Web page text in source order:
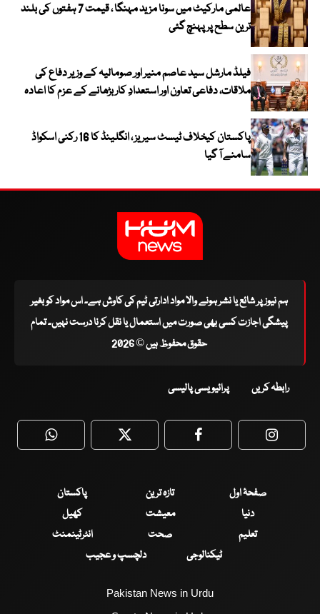
عالمی مارکیٹ میں سونا مزید مہنگا ، قیمت 7 ہفتوں کی بلند
ترین سطح پر پہنچ گئی
فیلڈ مارشل سید عاصم منیر اور صومالیہ کے وزیر دفاع کی
ملاقات، دفاعی تعاون اور استعدادِ کار بڑھانے کے عزم کا اعادہ
پاکستان کیخلاف ٹیسٹ سیریز ، انگلینڈ کا 16 رکنی اسکواڈ
سامنے آ گیا
ہم نیوز پر شائع یا نشر ہونے والا مواد ادارتی ٹیم کی کاوش ہے۔ اس مواد کو بغیر
پیشگی اجازت کسی بھی صورت میں استعمال یا نقل کرنا درست نہیں۔ تمام
حقوق محفوظ ہیں © 2026
رابطہ کریں پرائیویسی پالیسی
WhatsApp Twitter Facebook
صفحۂ اول تازہ ترین
پاکستان
دنیا
معیشت
کھیل
تعلیم
صحت
انٹرٹینمنٹ
ٹیکنالوجی
دلچسپ و عجیب
Pakistan News in Urdu